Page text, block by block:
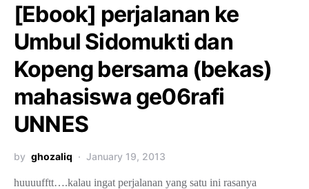
[Ebook] perjalanan ke
Umbul Sidomukti dan
Kopeng bersama (bekas)
mahasiswa ge06rafi
UNNES
by ghozaliq January 19, 2013
huuuufftt….kalau ingat perjalanan yang satu ini rasanya